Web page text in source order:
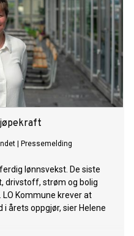
Pressemelding
lønnsvekst. De siste
drivstoff, strøm og bolig
Kommune krever at
årets oppgjør, sier Helene